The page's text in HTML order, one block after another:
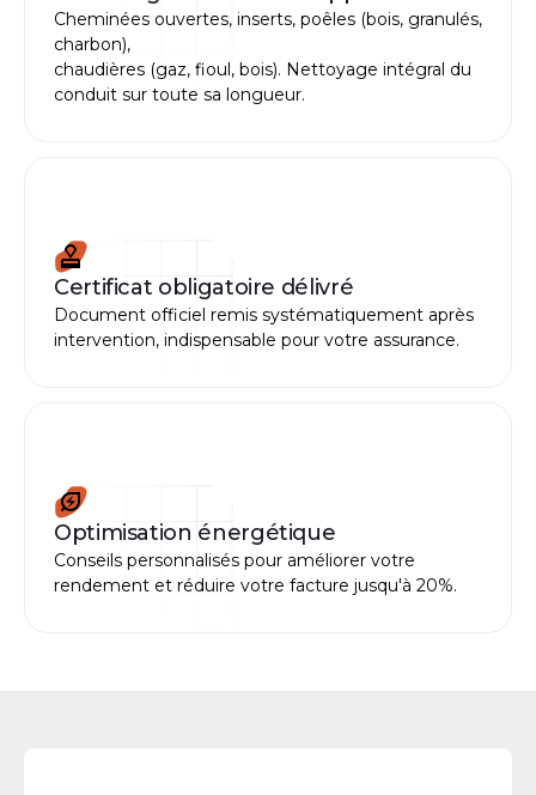
Cheminées ouvertes, inserts, poêles (bois, granulés,
charbon),
chaudières (gaz, fioul, bois). Nettoyage intégral du
conduit sur toute sa longueur.
Certificat obligatoire délivré
Document officiel remis systématiquement après
intervention, indispensable pour votre assurance.
Optimisation énergétique
Conseils personnalisés pour améliorer votre
rendement et réduire votre facture jusqu'à 20%.